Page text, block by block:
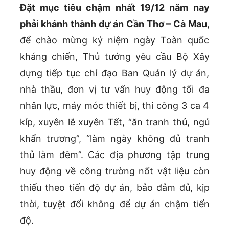
Đặt mục tiêu chậm nhất 19/12 năm nay
phải khánh thành dự án Cần Thơ – Cà Mau,
để chào mừng kỷ niệm ngày Toàn quốc
kháng chiến, Thủ tướng yêu cầu Bộ Xây
dựng tiếp tục chỉ đạo Ban Quản lý dự án,
nhà thầu, đơn vị tư vấn huy động tối đa
nhân lực, máy móc thiết bị, thi công 3 ca 4
kíp, xuyên lễ xuyên Tết, “ăn tranh thủ, ngủ
khẩn trương”, “làm ngày không đủ tranh
thủ làm đêm”. Các địa phương tập trung
huy động về công trường nốt vật liệu còn
thiếu theo tiến độ dự án, bảo đảm đủ, kịp
thời, tuyệt đối không để dự án chậm tiến
độ.